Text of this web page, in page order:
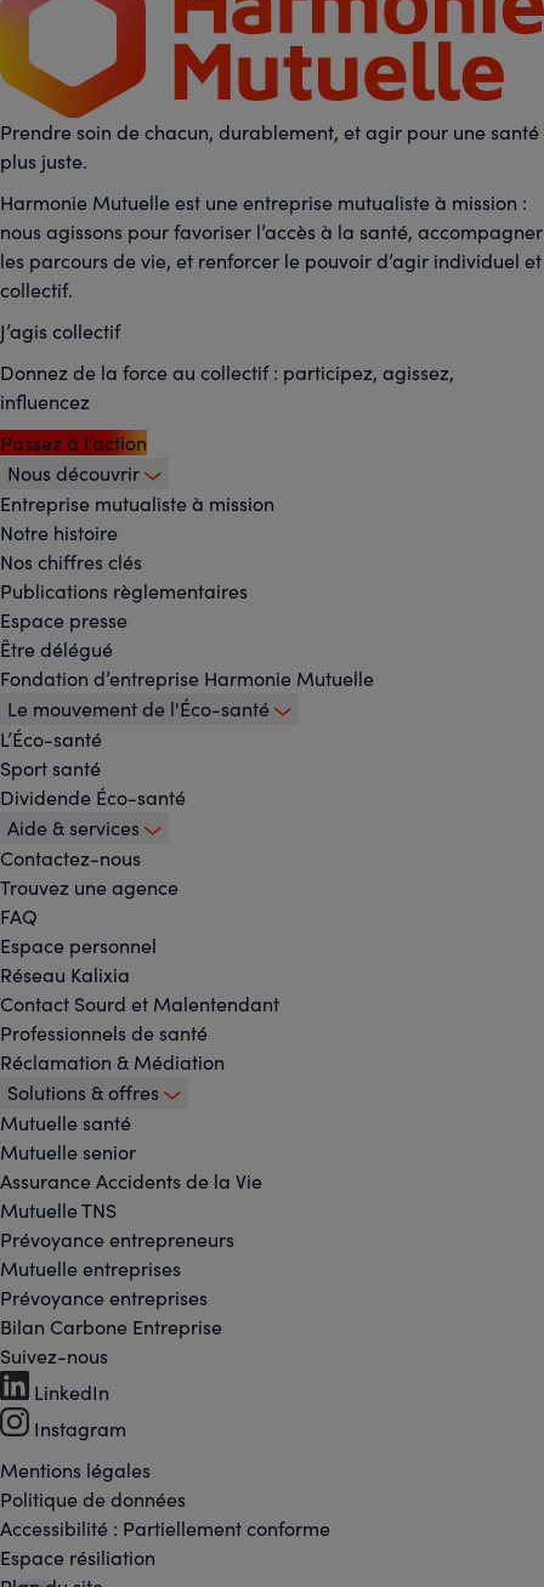
Prendre soin de chacun, durablement, et agir pour une santé
plus juste.
Harmonie Mutuelle est une entreprise mutualiste à mission :
nous agissons pour favoriser l’accès à la santé, accompagner
les parcours de vie, et renforcer le pouvoir d’agir individuel et
collectif.
J’agis collectif
Donnez de la force au collectif : participez, agissez,
influencez
Passez à l’action
Footer
-
Menu
principal
Nous découvrir
Entreprise mutualiste à mission
Notre histoire
Nos chiffres clés
Publications règlementaires
Espace presse
Être délégué
Fondation d’entreprise Harmonie Mutuelle
Le mouvement de l'Éco-santé
L’Éco-santé
Sport santé
Dividende Éco-santé
Aide & services
Contactez-nous
Trouvez une agence
FAQ
Espace personnel
Réseau Kalixia
Contact Sourd et Malentendant
Professionnels de santé
Réclamation & Médiation
Solutions & offres
Mutuelle santé
Mutuelle senior
Assurance Accidents de la Vie
Mutuelle TNS
Prévoyance entrepreneurs
Mutuelle entreprises
Prévoyance entreprises
Bilan Carbone Entreprise
Footer
-
Réseaux
sociaux
Suivez-nous
LinkedIn
Instagram
Footer
-
Mentions légales
Politique de données
Accessibilité : Partiellement conforme
Espace résiliation